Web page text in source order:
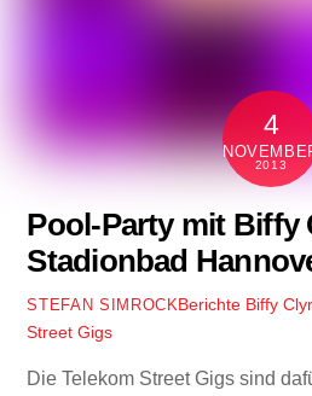
4
2013
Pool-Party mit Biffy
Stadionbad
STEFAN SIMROCKBerichte Biffy
Street Gigs
Die Telekom Street Gigs sind